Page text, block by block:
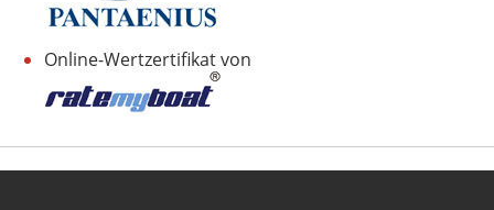
Online-Wertzertifikat von